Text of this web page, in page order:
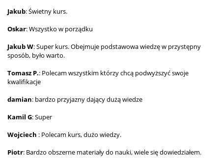
Jakub: Świetny kurs.
Oskar: Wszystko w porządku
Jakub W: Super kurs. Obejmuje podstawowa wiedzę w przystępny
sposób, było warto.
Tomasz P.: Polecam wszystkim którzy chcą podwyższyć swoje
kwalifikacje
damian: bardzo przyjazny dający dużą wiedze
Kamil G: Super
Wojciech : Polecam kurs, dużo wiedzy.
Piotr: Bardzo obszerne materiały do nauki, wiele się dowiedziałem.